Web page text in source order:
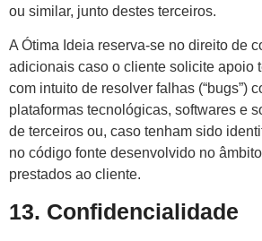
ou similar, junto destes terceiros.
A Ótima Ideia reserva-se no direito de
adicionais caso o cliente solicite apoio
com intuito de resolver falhas (“bugs”)
plataformas tecnológicas, softwares e
de terceiros ou, caso tenham sido
no código fonte desenvolvido no
prestados ao cliente.
13. Confidencialidade